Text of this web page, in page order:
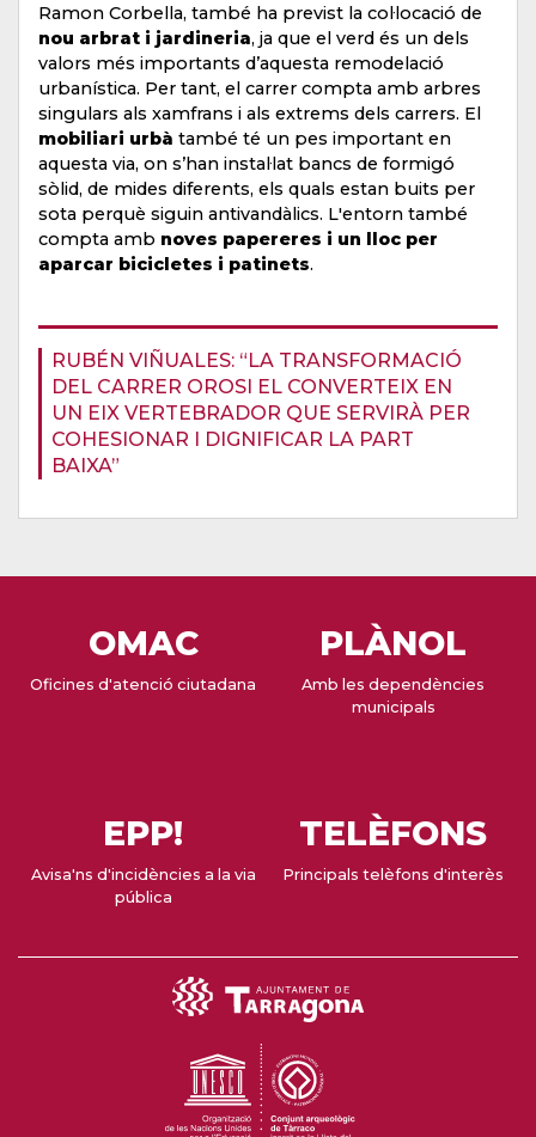
RUBÉN VIÑUALES: “LA TRANSFORMACIÓ
DEL CARRER OROSI EL CONVERTEIX EN
UN EIX VERTEBRADOR QUE SERVIRÀ PER
COHESIONAR I DIGNIFICAR LA PART
BAIXA”
Ramon Corbella, també ha previst la col·locació de
nou arbrat i jardineria, ja que el verd és un dels
valors més importants d’aquesta remodelació
urbanística. Per tant, el carrer compta amb arbres
singulars als xamfrans i als extrems dels carrers. El
mobiliari urbà també té un pes important en
aquesta via, on s’han instal·lat bancs de formigó
sòlid, de mides diferents, els quals estan buits per
sota perquè siguin antivandàlics. L'entorn també
compta amb noves papereres i un lloc per
aparcar bicicletes i patinets.
OMAC
Oficines d'atenció ciutadana
PLÀNOL
Amb les dependències
municipals
EPP!
Avisa'ns d'incidències a la via
pública
TELÈFONS
Principals telèfons d'interès